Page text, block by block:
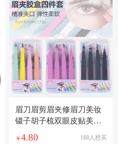
眉刀眉剪眉夹修眉刀美妆
镊子胡子梳双眼皮贴美容
￥4.80 188人想买